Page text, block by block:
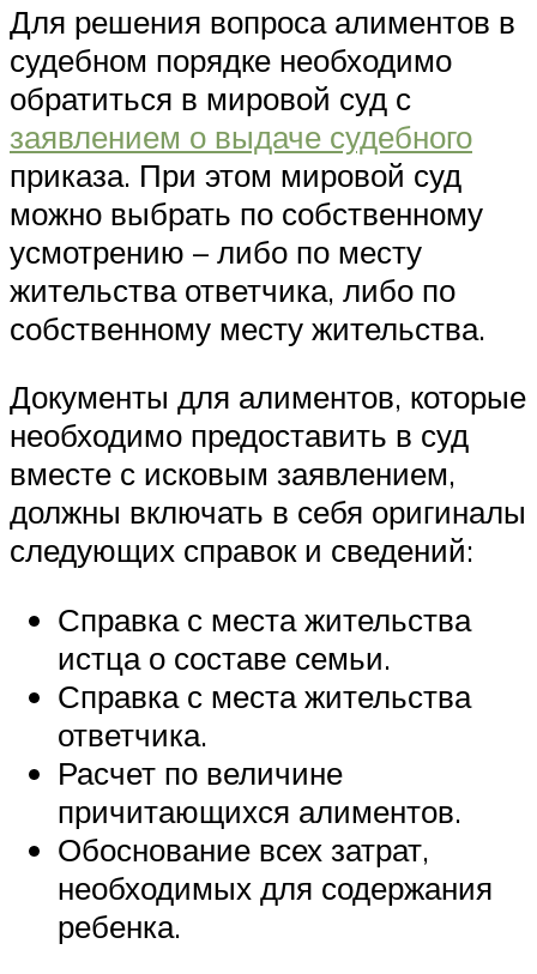
Для решения вопроса алиментов в
судебном порядке необходимо
обратиться в мировой суд с
заявлением о выдаче судебного
приказа. При этом мировой суд
можно выбрать по собственному
усмотрению – либо по месту
жительства ответчика, либо по
собственному месту жительства.
Документы для алиментов, которые
необходимо предоставить в суд
вместе с исковым заявлением,
должны включать в себя оригиналы
следующих справок и сведений:
Справка с места жительства
истца о составе семьи.
Справка с места жительства
ответчика.
Расчет по величине
причитающихся алиментов.
Обоснование всех затрат,
необходимых для содержания
ребенка.